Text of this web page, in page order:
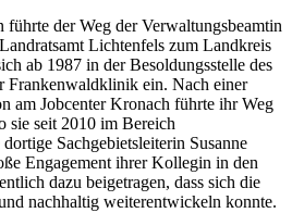
führte der Weg der Verwaltungsbeamtin
Lichtenfels zum Landkreis
ab 1987 in der Besoldungsstelle des
Frankenwaldklinik ein. Nach einer
am Jobcenter Kronach führte ihr Weg
sie seit 2010 im Bereich
Sachgebietsleiterin Susanne
Engagement ihrer Kollegin in den
dazu beigetragen, dass sich die
nachhaltig weiterentwickeln konnte.